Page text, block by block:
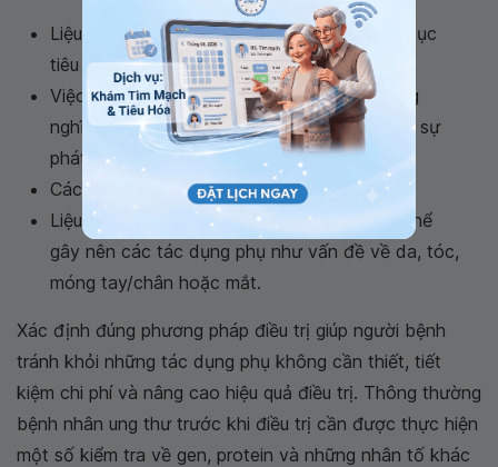
Liệu pháp sẽ chỉ có hiệu quả nếu khối u có mục
tiêu để thuốc có thể nhắm vào.
Việc có những mục tiêu ở khối u không đồng
nghĩa với việc liệu pháp sẽ có thể ngăn chặn sự
phát triển của khối u.
Các kết quả điều trị có thể là tạm thời.
Liệu pháp điều trị trúng đích dùng thuốc có thể
gây nên các tác dụng phụ như vấn đề về da, tóc,
móng tay/chân hoặc mắt.
Xác định đúng phương pháp điều trị giúp người bệnh
tránh khỏi những tác dụng phụ không cần thiết, tiết
kiệm chi phí và nâng cao hiệu quả điều trị. Thông thường
bệnh nhân ung thư trước khi điều trị cần được thực hiện
một số kiểm tra về gen, protein và những nhân tố khác